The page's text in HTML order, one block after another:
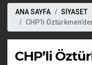
ANA SAYFA
SİYASET
CHP’li
CHP’li